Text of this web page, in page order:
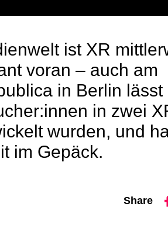
ist XR
voran – auch am
in Berlin lässt
in zwei
wurden, und
im Gepäck.
Share